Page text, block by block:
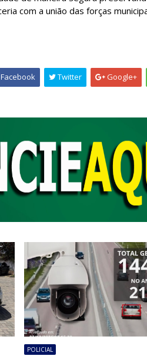
com a união das forças
Facebook Twitter Google+
POLICIAL